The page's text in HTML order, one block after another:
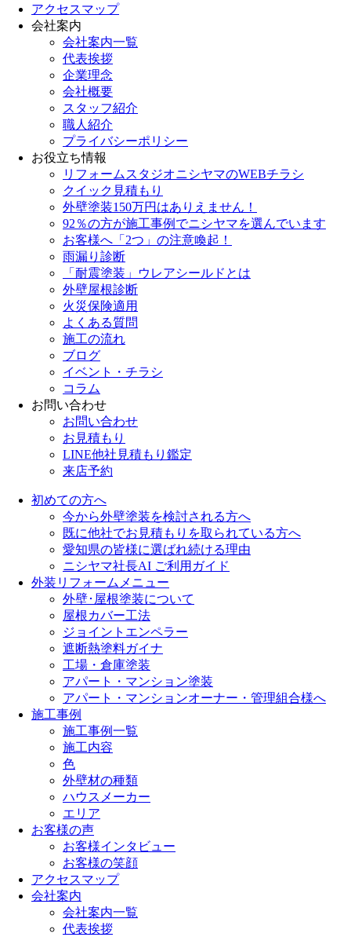
アクセスマップ
会社案内
会社案内一覧
代表挨拶
企業理念
会社概要
スタッフ紹介
職人紹介
プライバシーポリシー
お役立ち情報
リフォームスタジオニシヤマのWEBチラシ
クイック見積もり
外壁塗装150万円はありえません！
92％の方が施工事例でニシヤマを選んでいます
お客様へ「2つ」の注意喚起！
雨漏り診断
「耐震塗装」ウレアシールドとは
外壁屋根診断
火災保険適用
よくある質問
施工の流れ
ブログ
イベント・チラシ
コラム
お問い合わせ
お問い合わせ
お見積もり
LINE他社見積もり鑑定
来店予約
初めての方へ
今から外壁塗装を検討される方へ
既に他社でお見積もりを取られている方へ
愛知県の皆様に選ばれ続ける理由
ニシヤマ社長AI ご利用ガイド
外装リフォームメニュー
外壁･屋根塗装について
屋根カバー工法
ジョイントエンペラー
遮断熱塗料ガイナ
工場・倉庫塗装
アパート・マンション塗装
アパート・マンションオーナー・管理組合様へ
施工事例
施工事例一覧
施工内容
色
外壁材の種類
ハウスメーカー
エリア
お客様の声
お客様インタビュー
お客様の笑顔
アクセスマップ
会社案内
会社案内一覧
代表挨拶